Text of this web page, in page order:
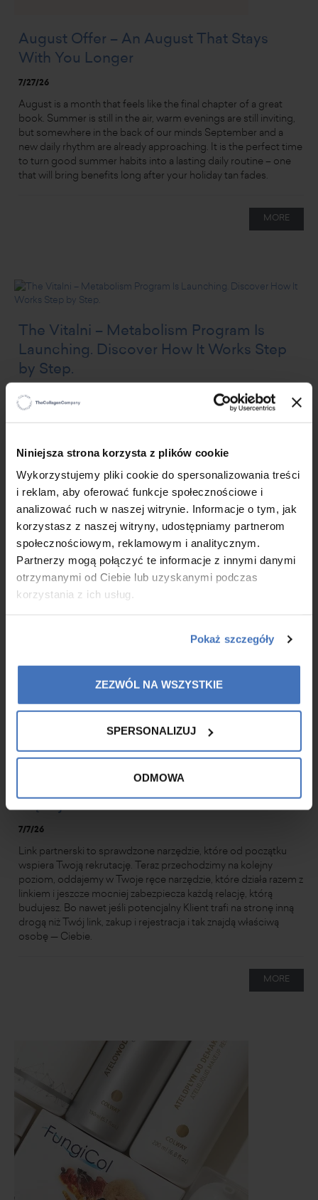
Niniejsza strona korzysta z plików cookie
Wykorzystujemy pliki cookie do spersonalizowania treści
i reklam, aby oferować funkcje społecznościowe i
analizować ruch w naszej witrynie. Informacje o tym, jak
korzystasz z naszej witryny, udostępniamy partnerom
społecznościowym, reklamowym i analitycznym.
Partnerzy mogą połączyć te informacje z innymi danymi
otrzymanymi od Ciebie lub uzyskanymi podczas
korzystania z ich usług.
Pokaż szczegóły
ZEZWÓL NA WSZYSTKIE
SPERSONALIZUJ
ODMOWA
August Offer – An August That Stays
With You Longer
7/27/26
August is a month that feels like the final chapter of a great
book. Summer is still in the air, warm evenings are still inviting,
but somewhere in the back of our minds September and a
new daily rhythm are already approaching. It is the perfect time
to turn good summer habits into a lasting daily routine – one
that will bring benefits long after your holiday tan fades.
MORE
The Vitalni – Metabolism Program Is
Launching. Discover How It Works Step
by Step.
7/10/26
Metabolism is about much more than body weight. It includes
When this system becomes unbalanced, your body lets you
know through heaviness after meals, low energy, poor sleep,
and irregular digestion.
MORE
Masz link partnerski - Teraz masz też coś
więcej.
7/7/26
Link partnerski to sprawdzone narzędzie, które od początku
wspiera Twoją rekrutację. Teraz przechodzimy na kolejny
poziom, oddajemy w Twoje ręce narzędzie, które działa razem z
linkiem i jeszcze mocniej zabezpiecza każdą relację, którą
budujesz. Bo nawet jeśli potencjalny Klient trafi na stronę inną
drogą niż Twój link, zakup i rejestracja i tak znajdą właściwą
osobę — Ciebie.
MORE